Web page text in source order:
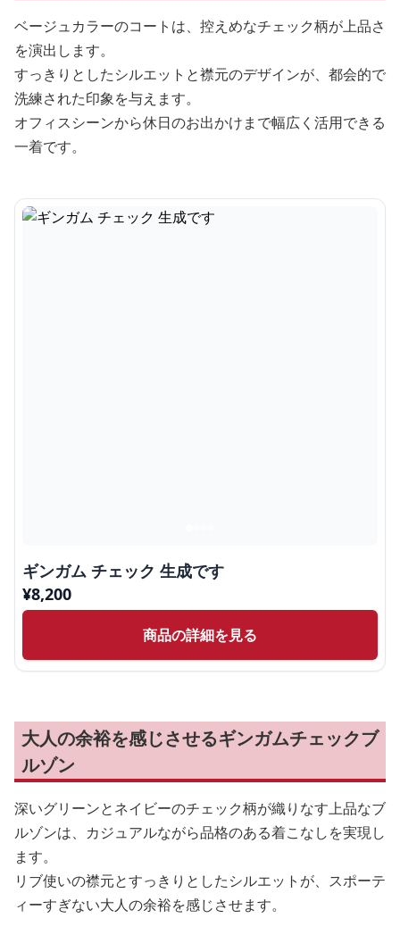
ベージュカラーのコートは、控えめなチェック柄が上品さ
を演出します。
すっきりとしたシルエットと襟元のデザインが、都会的で
洗練された印象を与えます。
オフィスシーンから休日のお出かけまで幅広く活用できる
一着です。
ギンガム チェック 生成です
¥8,200
商品の詳細を見る
大人の余裕を感じさせるギンガムチェックブ
ルゾン
深いグリーンとネイビーのチェック柄が織りなす上品なブ
ルゾンは、カジュアルながら品格のある着こなしを実現し
ます。
リブ使いの襟元とすっきりとしたシルエットが、スポーテ
ィーすぎない大人の余裕を感じさせます。